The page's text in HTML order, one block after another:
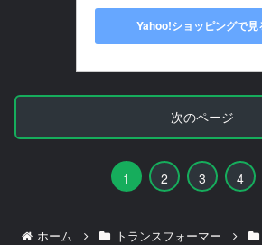
Yahoo!ショッピングで見
次のページ
1 2 3 4
ホーム トランスフォーマー